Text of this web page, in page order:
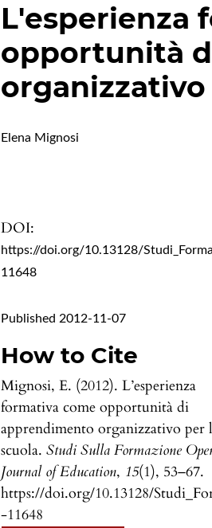
L'esperienza
opportunità
Elena Mignosi
DOI:
https://doi.org/10.13128/
11648
Published 2012-11-07
How to Cite
Mignosi, E. (2012). L’esperienza
formativa come opportunità di
apprendimento organizzativo per
scuola.Studi Sulla Formazione
Journal of Education, 15(1), 53–67.
https://doi.org/10.13128/
-11648